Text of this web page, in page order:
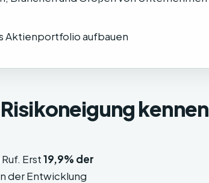
Aktienportfolio aufbauen
kennen
Erst19,9% der
der Entwicklung